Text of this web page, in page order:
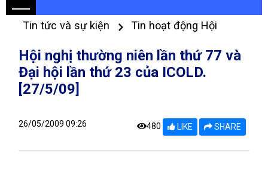
Tin tức và sự kiện Tin hoạt động Hội
Hội nghị thường niên lần thứ 77 và
Đại hội lần thứ 23 của ICOLD.
[27/5/09]
26/05/2009 09:26 480 LIKE SHARE